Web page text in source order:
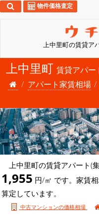
上中里町の賃貸ア
物件価格査定
上中里町 賃貸アパー
アパート家賃相場
上中里町の賃貸アパート(
1,955 円/㎡ です。家賃
算定しています。
中古マンションの価格相場